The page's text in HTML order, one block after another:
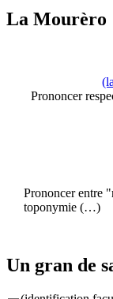
La Mourèro
Prononcer
Prononcer entre
toponymie (…)
Un gran de